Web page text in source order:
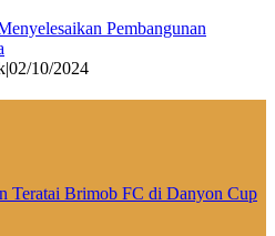
Pembangunan
|02/10/2024
Teratai Brimob FC di Danyon Cup